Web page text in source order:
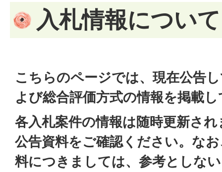
入札情報について
こちらのページでは、現在公告
よび総合評価方式の情報を掲載
各入札案件の情報は随時更新さ
公告資料をご確認ください。な
料につきましては、参考としな